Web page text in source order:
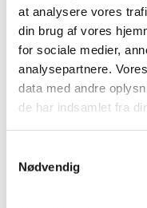
at analysere vores
din brug af vores
for sociale medier,
analysepartnere.
data med andre
de har indsamlet fra
Nødvendig
Antal deltagere: